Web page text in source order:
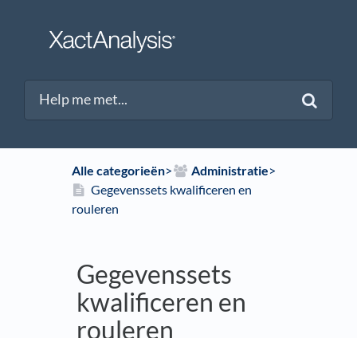
Alle categorieën​>​ ​Administratie​>​
Gegevenssets kwalificeren en
rouleren
Gegevenssets
kwalificeren en
rouleren